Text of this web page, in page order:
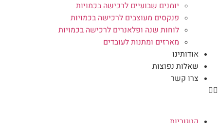
יומנים שבועיים לרכישה בכמויות
פנקסים מעוצבים לרכישה בכמויות
לוחות שנה ופלאנרים לרכישה בכמויות
מארזים ומתנות לעובדים
אודותינו
שאלות נפוצות
צרו קשר